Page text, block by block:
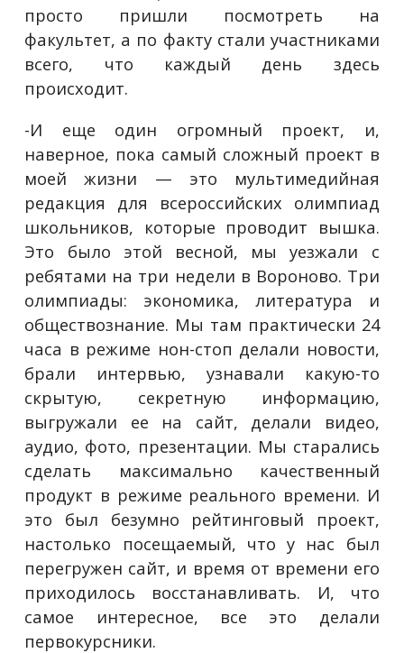
просто пришли посмотреть на
факультет, а по факту стали участниками
всего, что каждый день здесь
происходит.
-И еще один огромный проект, и,
наверное, пока самый сложный проект в
моей жизни — это мультимедийная
редакция для всероссийских олимпиад
школьников, которые проводит вышка.
Это было этой весной, мы уезжали с
ребятами на три недели в Вороново. Три
олимпиады: экономика, литература и
обществознание. Мы там практически 24
часа в режиме нон-стоп делали новости,
брали интервью, узнавали какую-то
скрытую, секретную информацию,
выгружали ее на сайт, делали видео,
аудио, фото, презентации. Мы старались
сделать максимально качественный
продукт в режиме реального времени. И
это был безумно рейтинговый проект,
настолько посещаемый, что у нас был
перегружен сайт, и время от времени его
приходилось восстанавливать. И, что
самое интересное, все это делали
первокурсники.